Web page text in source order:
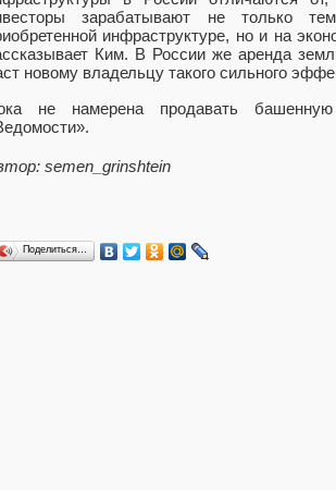
зарабатывают не только
инфраструктуре, но и на
Ким. В России же аренда
новому владельцу такого сильного
не намерена продавать
semen_grinshtein
Поделиться…